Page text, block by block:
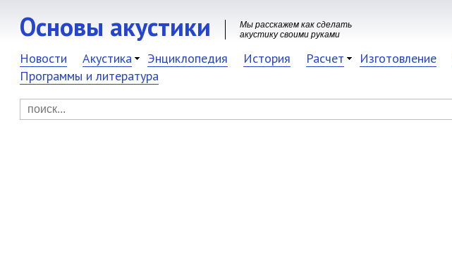
Основы акустики
Мы расскажем как сделать
акустику своими руками
Новости Акустика Энциклопедия История Расчет Изготовление
Программы и литература